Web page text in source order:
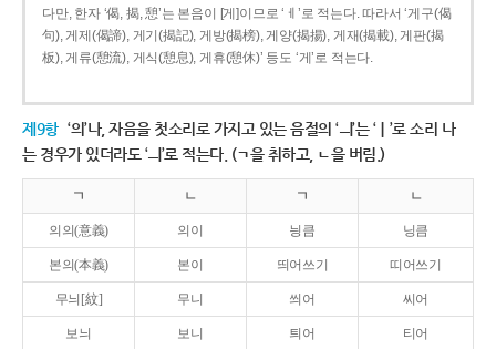
다만, 한자 ‘偈, 揭, 憩’는 본음이 [게]이므로 ‘ㅔ’로 적는다. 따라서 ‘게구(偈
句), 게제(偈諦), 게기(揭記), 게방(揭榜), 게양(揭揚), 게재(揭載), 게판(揭
板), 게류(憩流), 게식(憩息), 게휴(憩休)’ 등도 ‘게’로 적는다.
제9항 ‘의’나, 자음을 첫소리로 가지고 있는 음절의 ‘ㅢ’는 ‘ㅣ’로 소리 나
는 경우가 있더라도 ‘ㅢ’로 적는다. (ㄱ을 취하고, ㄴ을 버림.)
ㄱ ㄴ ㄱ ㄴ
의의(意義) 의이 닁큼 닝큼
본의(本義) 본이 띄어쓰기 띠어쓰기
무늬[紋] 무니 씌어 씨어
보늬 보니 틔어 티어